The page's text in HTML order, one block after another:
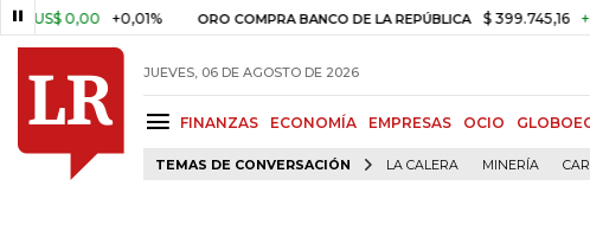
0,00 +0,01% ORO COMPRA BANCO DE LA REPÚBLICA $ 399.745,16 +$
JUEVES, 06 DE AGOSTO DE 2026
FINANZAS ECONOMÍA EMPRESAS OCIO
TEMAS DE CONVERSACIÓN LA CALERA MINERÍA